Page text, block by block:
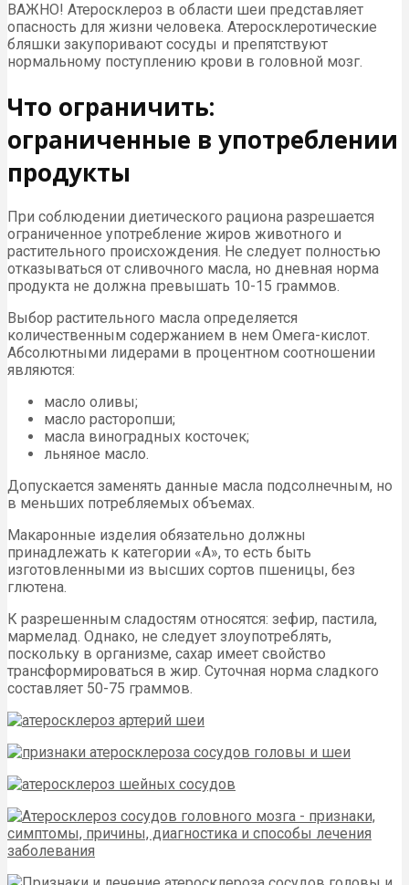
ВАЖНО! Атеросклероз в области шеи представляет
опасность для жизни человека. Атеросклеротические
бляшки закупоривают сосуды и препятствуют
нормальному поступлению крови в головной мозг.
Что ограничить:
ограниченные в употреблении
продукты
При соблюдении диетического рациона разрешается
ограниченное употребление жиров животного и
растительного происхождения. Не следует полностью
отказываться от сливочного масла, но дневная норма
продукта не должна превышать 10-15 граммов.
Выбор растительного масла определяется
количественным содержанием в нем Омега-кислот.
Абсолютными лидерами в процентном соотношении
являются:
масло оливы;
масло расторопши;
масла виноградных косточек;
льняное масло.
Допускается заменять данные масла подсолнечным, но
в меньших потребляемых объемах.
Макаронные изделия обязательно должны
принадлежать к категории «А», то есть быть
изготовленными из высших сортов пшеницы, без
глютена.
К разрешенным сладостям относятся: зефир, пастила,
мармелад. Однако, не следует злоупотреблять,
поскольку в организме, сахар имеет свойство
трансформироваться в жир. Суточная норма сладкого
составляет 50-75 граммов.